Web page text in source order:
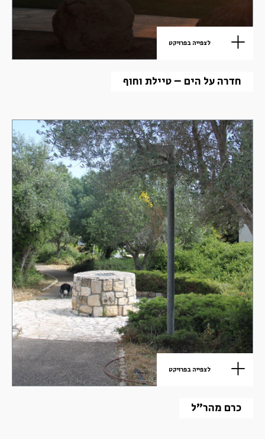
לצפייה בפרויקט
חדרה על הים – טיילת וחוף
לצפייה בפרויקט
כרם מהר"ל